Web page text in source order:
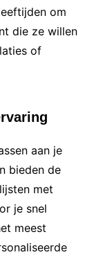
om
die ze willen
of
aan je
bieden de
met
je snel
meest